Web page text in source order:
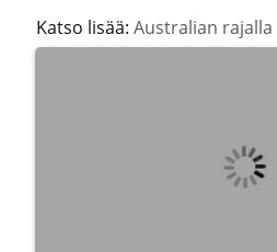
Katso lisää: Australian rajalla